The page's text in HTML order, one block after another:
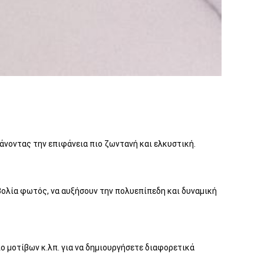
την επιφάνεια πιο ζωντανή και ελκυστική.
φωτός, να αυξήσουν την πολυεπίπεδη και δυναμική
κ.λπ. για να δημιουργήσετε διαφορετικά